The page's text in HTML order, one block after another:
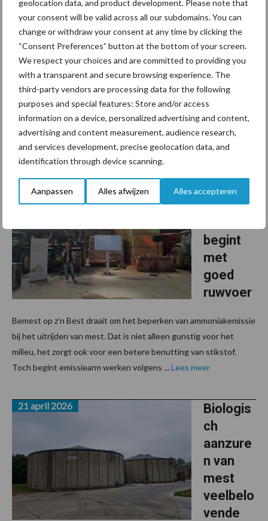
geolocation data, and product development. Please note that
your consent will be valid across all our subdomains. You can
change or withdraw your consent at any time by clicking the
“Consent Preferences” button at the bottom of your screen.
We respect your choices and are committed to providing you
with a transparent and secure browsing experience. The
third-party vendors are processing data for the following
purposes and special features: Store and/or access
information on a device, personalized advertising and content,
advertising and content measurement, audience research,
and services development, precise geolocation data, and
identification through device scanning.
Aanpassen Alles afwijzen Alles accepteren
er van
een
varkens
bedrijf
Sinds 2021 laat melkveehouder Bram Ploegmakers loonbedrijf
Ven Agra Service spuiwater uitrijden. Voor de eerste snede gras
wordt er spuiwater in combinatie met urean uitgereden middels
spaakwielbemesten. De kunstmestprijzen ...Lees meer
Emissie
arm
begint
met
goed
ruwvoer
Bemest op z’n Best draait om het beperken van ammoniakemissie
bij het uitrijden van mest. Dat is niet alleen gunstig voor het
milieu, het zorgt ook voor een betere benutting van stikstof.
Toch begint emissiearm werken volgens ... Lees meer
Biologis
ch
aanzure
n van
mest
veelbelo
vende
21 april 2026